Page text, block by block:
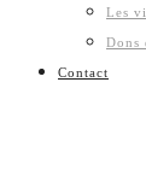
Les
Dons
Contact